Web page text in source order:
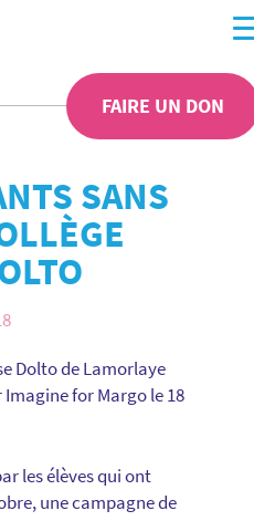
FAIRE UN DON
SANS
Dolto de Lamorlaye
for Margo le 18
les élèves qui ont
une campagne de